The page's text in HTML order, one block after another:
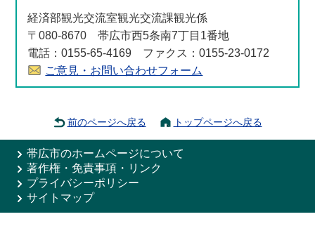
経済部観光交流室観光交流課観光係
〒080-8670 帯広市西5条南7丁目1番地
電話：0155-65-4169 ファクス：0155-23-0172
ご意見・お問い合わせフォーム
前のページへ戻る トップページへ戻る
帯広市のホームページについて
著作権・免責事項・リンク
プライバシーポリシー
サイトマップ